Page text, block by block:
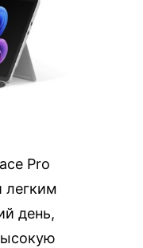
Pro
легким
день,